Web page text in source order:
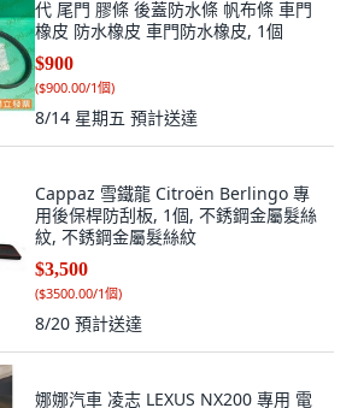
代 尾門 膠條 後蓋防水條 帆布條 車門
橡皮 防水橡皮 車門防水橡皮, 1個
$900
($900.00/1個)
8/14 星期五 預計送達
Cappaz 雪鐵龍 Citroën Berlingo 專
用後保桿防刮板, 1個, 不銹鋼金屬髮絲
紋, 不銹鋼金屬髮絲紋
$3,500
($3500.00/1個)
8/20 預計送達
娜娜汽車 凌志 LEXUS NX200 專用 電